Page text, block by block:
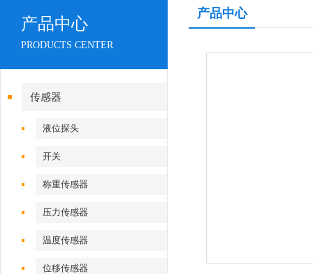
产品中心
PRODUCTS CENTER
传感器
液位探头
开关
称重传感器
压力传感器
温度传感器
位移传感器
产品中心